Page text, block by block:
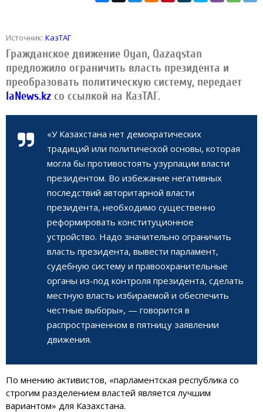
Источник: КазТАГ
Гражданское движение Oyan, Qazaqstan
предложило ограничить власть президента и
преобразовать политическую систему, передает
IaNews.kz со ссылкой на КазТАГ.
«У Казахстана нет демократических
традиций или политической основы, которая
могла бы противостоять узурпации власти
президентом. Во избежание негативных
последствий авторитарной власти
президента, необходимо существенно
реформировать конституционное
устройство. Надо значительно ограничить
власть президента, вывести парламент,
судебную систему и правоохранительные
органы из-под контроля президента, сделать
местную власть избираемой и обеспечить
честные выборы», — говорится в
распространенном в пятницу заявлении
движения.
По мнению активистов, «парламентская республика со
строгим разделением властей является лучшим
вариантом» для Казахстана.